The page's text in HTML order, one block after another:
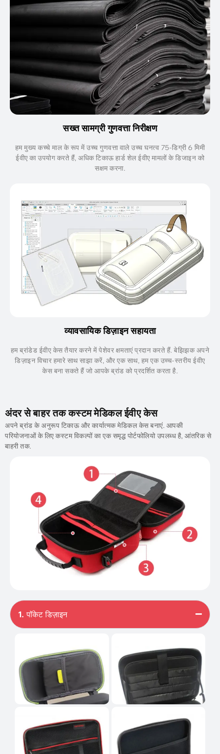
सख्त सामग्री गुणवत्ता निरीक्षण
हम मुख्य कच्चे माल के रूप में उच्च गुणवत्ता वाले उच्च घनत्व 75-डिग्री 6 मिमी
ईवीए का उपयोग करते हैं, अधिक टिकाऊ हार्ड शेल ईवीए मामलों के डिजाइन को
सक्षम करना.
व्यावसायिक डिज़ाइन सहायता
हम ब्रांडेड ईवीए केस तैयार करने में पेशेवर क्षमताएं प्रदान करते हैं. बेझिझक अपने
डिज़ाइन विचार हमारे साथ साझा करें, और एक साथ, हम एक उच्च-स्तरीय ईवीए
केस बना सकते हैं जो आपके ब्रांड को प्रदर्शित करता है.
अंदर से बाहर तक कस्टम मेडिकल ईवीए केस
अपने ब्रांड के अनुरूप टिकाऊ और कार्यात्मक मेडिकल केस बनाएं. आपकी
परियोजनाओं के लिए कस्टम विकल्पों का एक समृद्ध पोर्टफोलियो उपलब्ध है, आंतरिक से
बाहरी तक.
1. पॉकेट डिज़ाइन